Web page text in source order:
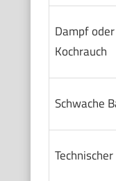
Dampf oder
Kochrauch
Schwache